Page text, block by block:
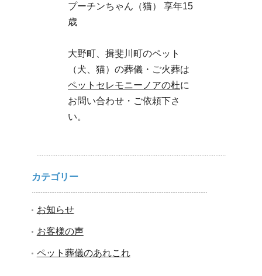
プーチンちゃん（猫） 享年15
歳
大野町、揖斐川町のペット
（犬、猫）の葬儀・ご火葬は
ペットセレモニーノアの杜に
お問い合わせ・ご依頼下さ
い。
カテゴリー
お知らせ
お客様の声
ペット葬儀のあれこれ